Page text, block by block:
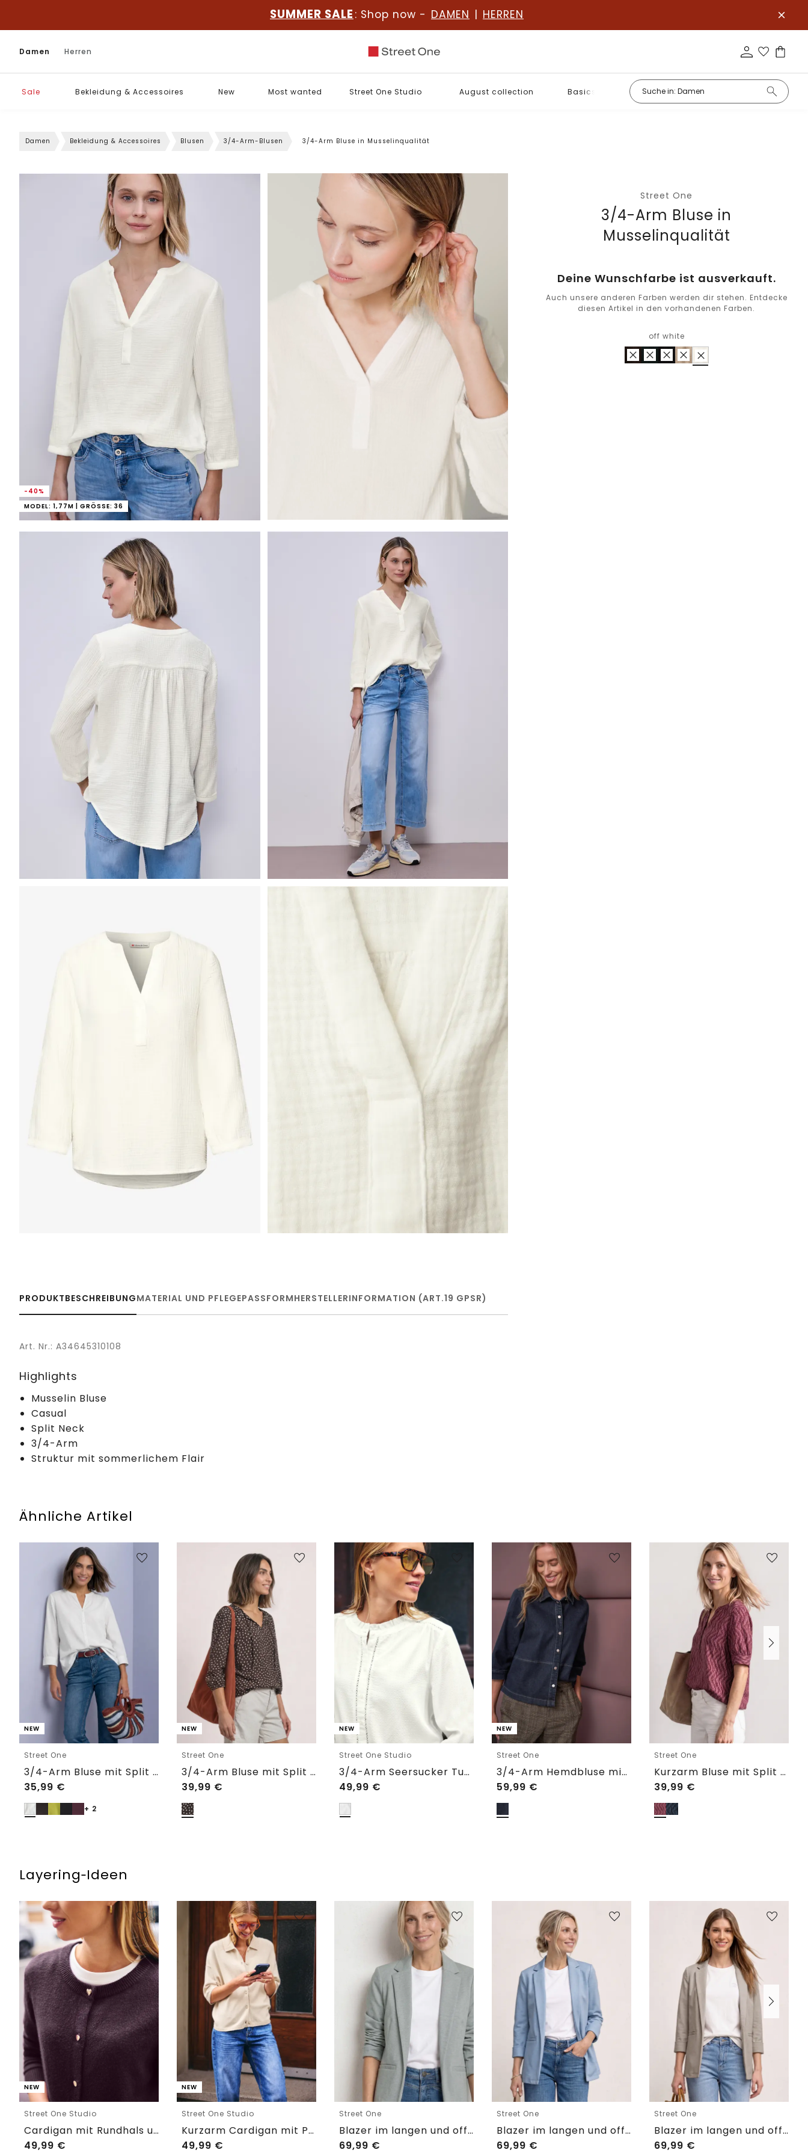
SUMMER SALE : Shop now - DAMEN | HERREN
Damen Herren
Sale Bekleidung & Accessoires New Most wanted Street One Studio August collection Basics
Damen Bekleidung & Accessoires Blusen 3/4-Arm-Blusen 3/4-Arm Bluse in Musselinqualität
-40%
MODEL: 1,77M | GRÖSSE: 36
Street One
3/4-Arm Bluse in
Musselinqualität
Deine Wunschfarbe ist ausverkauft.
Auch unsere anderen Farben werden dir stehen. Entdecke
diesen Artikel in den vorhandenen Farben.
off white
PRODUKTBESCHREIBUNGMATERIAL UND PFLEGEPASSFORMHERSTELLERINFORMATION (ART.19 GPSR)
Art. Nr.: A34645310108
Highlights
Musselin Bluse
Casual
Split Neck
3/4-Arm
Struktur mit sommerlichem Flair
Ähnliche Artikel
NEW
Street One
3/4-Arm Bluse mit Split Neck
35,99 €
+ 2
NEW
Street One
3/4-Arm Bluse mit Split Neck und Bändern
39,99 €
NEW
Street One Studio
3/4-Arm Seersucker Tunika mit Tapedetails
49,99 €
NEW
Street One
3/4-Arm Hemdbluse mit Knopfleiste
59,99 €
Street One
Kurzarm Bluse mit Split Neck und Elastiksaum
39,99 €
Layering‑Ideen
NEW
Street One Studio
Cardigan mit Rundhals und Knöpfen
49,99 €
NEW
Street One Studio
Kurzarm Cardigan mit Polokragen
49,99 €
Street One
Blazer im langen und offenen Schnitt
69,99 €
Street One
Blazer im langen und offenen Schnitt
69,99 €
Street One
Blazer im langen und offenen Schnitt
69,99 €